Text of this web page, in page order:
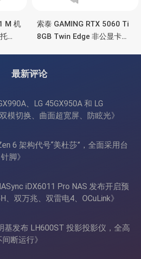
M 机
索泰 GAMING RTX 5060 Ti
8GB Twin Edge 非公显卡，
最新评论
、LG 45GX950A 和 LG
模切换、曲面超宽屏、防眩光》
6 架构代号“美杜莎”，全面采用台
脚》
iDX6011 Pro NAS 发布开启预
、双万兆、双雷电4、OCuLink》
基发布 LH600ST 投影投影仪，全高
断运行》